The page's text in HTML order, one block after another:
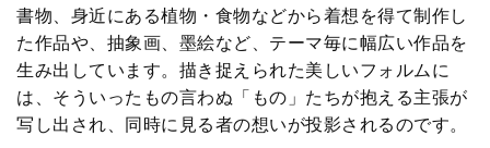
書物、身近にある植物・食物などから着想を得て制作し
た作品や、抽象画、墨絵など、テーマ毎に幅広い作品を
生み出しています。描き捉えられた美しいフォルムに
は、そういったもの言わぬ「もの」たちが抱える主張が
写し出され、同時に見る者の想いが投影されるのです。